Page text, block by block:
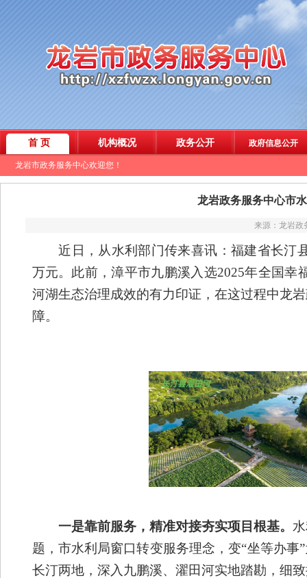
龙岩政务服务中心市
来源：龙岩政
近日，从水利部门传来喜讯 ：福建省长汀
万元。此前，漳平市九鹏溪 入选2025年全国幸
河湖生态治理成效的有力印证， 在这过程中龙
障。
一是靠前服务，精准对接夯实项目根基。
题， 市水利局窗口转变服务理念，变“坐等办事”
长汀两地，深入九鹏溪、濯田河实地踏勘，细